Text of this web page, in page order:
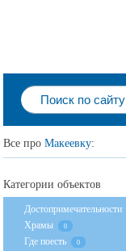
Все про Макеевку:
Категории объектов
Достопримечательности
Храмы 0
Где поесть 0